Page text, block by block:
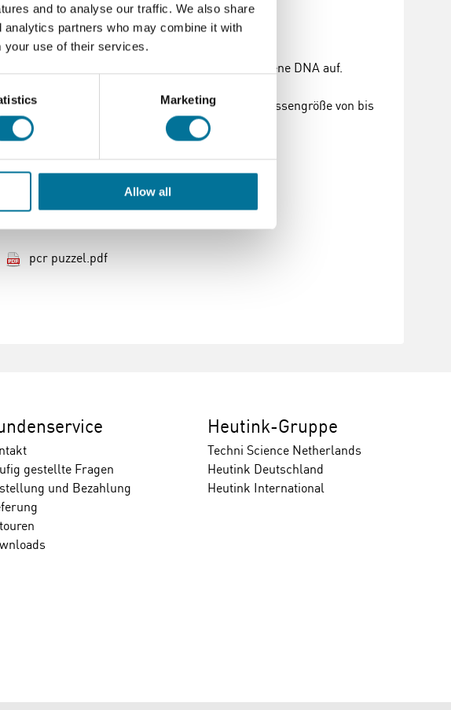
and to analyse our traffic. We also share
partners who may combine it with
your use of their services.
Marketing
Allow all
farbigen Nukleotiden durch und bauen ihre eigene DNA auf.
eines Lektionsplans. Das Set kann für eine Klassengröße von bis
Downloads
pcr puzzel.pdf
gestellte Fragen
und Bezahlung
Heutink-Gruppe
Techni Science Netherlands
Heutink Deutschland
Heutink International